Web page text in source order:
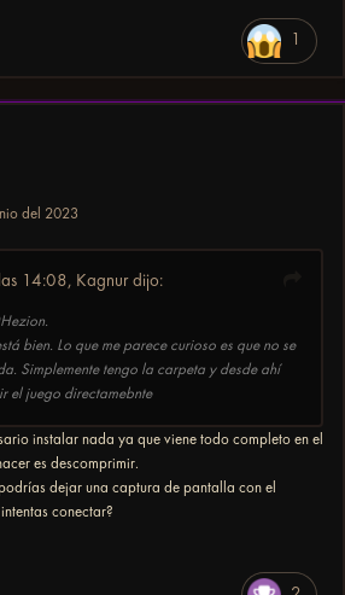
1
del 2023
14:08, Kagnurdijo:
Hezion.
bien. Lo que me parece curioso es que no se
Simplemente tengo la carpeta y desde ahí
el juego directamebnte
instalar nada ya que viene todo completo en el
es descomprimir.
dejar una captura de pantalla con el
conectar?